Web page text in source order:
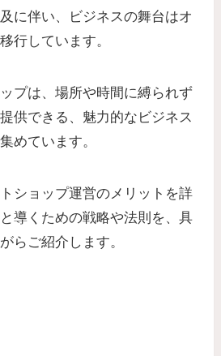
に伴い、ビジネスの舞台はオ
行しています。
プは、場所や時間に縛られず
供できる、魅力的なビジネス
めています。
ショップ運営のメリットを詳
導くための戦略や法則を、具
らご紹介します。